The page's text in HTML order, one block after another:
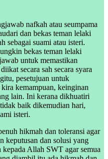
nafkah atau seumpama
dan bekas teman lelaki
sebagai suami atau isteri.
bekas teman lelaki
untuk memastikan
secara sah secara syara
pesetujuan untuk
kemampuan, keinginan
lain. Ini kerana dikhuatiri
baik dikemudian hari,
isteri.
hikmah dan toleransi agar
keputusan dan solusi yang
Allah SWT agar semua